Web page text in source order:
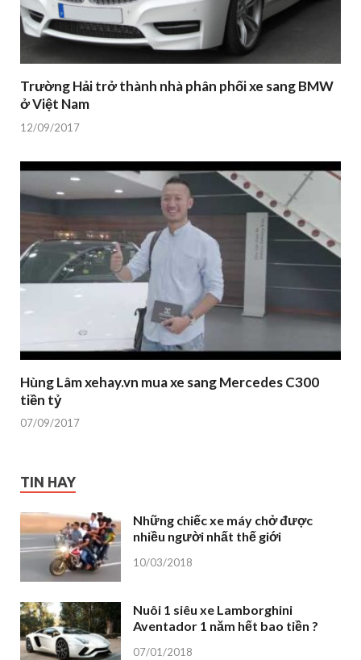
Trường Hải trở thành nhà phân phối xe sang BMW
ở Việt Nam
12/09/2017
Hùng Lâm xehay.vn mua xe sang Mercedes C300
tiền tỷ
07/09/2017
TIN HAY
Những chiếc xe máy chở được
nhiều người nhất thế giới
10/03/2018
Nuôi 1 siêu xe Lamborghini
Aventador 1 năm hết bao tiền ?
07/01/2018